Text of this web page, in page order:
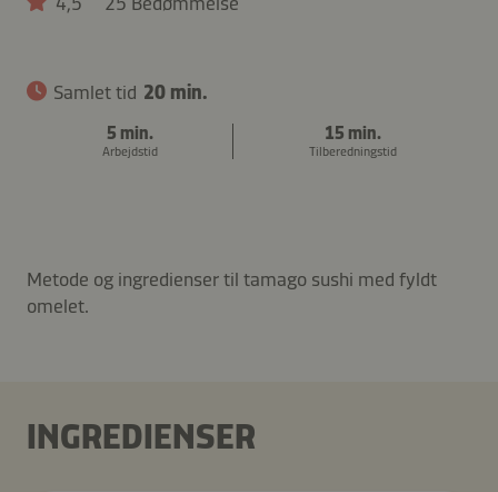
Samlet tid 20 min.
5 min.
Arbejdstid
15 min.
Tilberedningstid
Metode og ingredienser til tamago sushi med fyldt
omelet.
INGREDIENSER